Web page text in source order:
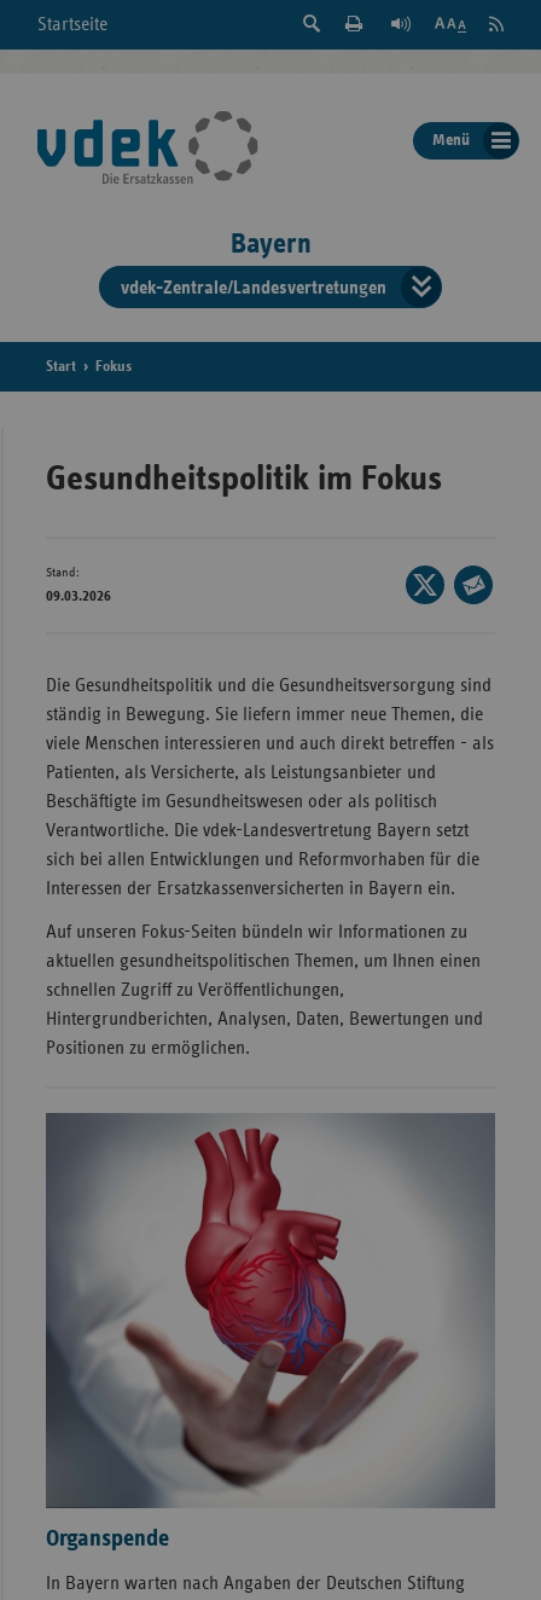
Startseite
Suche
der
Seite
Feed
Menü
Bayern
vdek-Zentrale/Landesvertretungen
der
Start Fokus
Gesundheitspolitik im Fokus
Stand:
09.03.2026
Seite
auf
E-
Mail
teilen
Die Gesundheitspolitik und die Gesundheitsversorgung sind
ständig in Bewegung. Sie liefern immer neue Themen, die
viele Menschen interessieren und auch direkt betreffen - als
Patienten, als Versicherte, als Leistungsanbieter und
Beschäftigte im Gesundheitswesen oder als politisch
Verantwortliche. Die vdek-Landesvertretung Bayern setzt
sich bei allen Entwicklungen und Reformvorhaben für die
Interessen der Ersatzkassenversicherten in Bayern ein.
Auf unseren Fokus-Seiten bündeln wir Informationen zu
aktuellen gesundheitspolitischen Themen, um Ihnen einen
schnellen Zugriff zu Veröffentlichungen,
Hintergrundberichten, Analysen, Daten, Bewertungen und
Positionen zu ermöglichen.
Organspende
In Bayern warten nach Angaben der Deutschen Stiftung